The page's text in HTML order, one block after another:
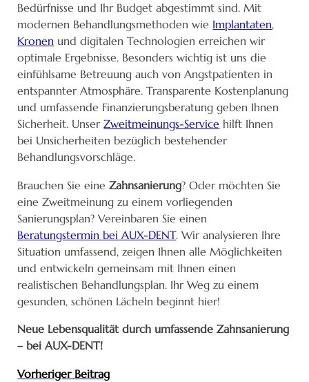
Bedürfnisse und Ihr Budget abgestimmt sind. Mit
modernen Behandlungsmethoden wie Implantaten,
Kronen und digitalen Technologien erreichen wir
optimale Ergebnisse. Besonders wichtig ist uns die
einfühlsame Betreuung auch von Angstpatienten in
entspannter Atmosphäre. Transparente Kostenplanung
und umfassende Finanzierungsberatung geben Ihnen
Sicherheit. UnserZweitmeinungs-Service hilft Ihnen
bei Unsicherheiten bezüglich bestehender
Behandlungsvorschläge.
Brauchen Sie eineZahnsanierung? Oder möchten Sie
eine Zweitmeinung zu einem vorliegenden
Sanierungsplan? Vereinbaren Sie einen
Beratungstermin bei AUX-DENT. Wir analysieren Ihre
Situation umfassend, zeigen Ihnen alle Möglichkeiten
und entwickeln gemeinsam mit Ihnen einen
realistischen Behandlungsplan. Ihr Weg zu einem
gesunden, schönen Lächeln beginnt hier!
Neue Lebensqualität durch umfassende Zahnsanierung
– bei AUX-DENT!
Vorheriger Beitrag